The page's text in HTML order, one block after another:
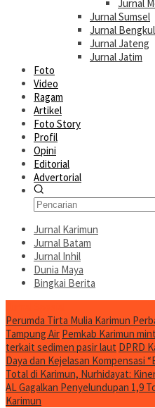
Jurnal
Jurnal Sumsel
Jurnal
Jurnal Jateng
Jurnal Jatim
Foto
Video
Ragam
Artikel
Foto Story
Profil
Opini
Editorial
Advertorial
Jurnal Karimun
Jurnal Batam
Jurnal Inhil
Dunia Maya
Bingkai Berita
Perumda Tirta Mulia Karimun
Tampung Air Pemkab Karimun
terkait sedimen pasir laut DPRD
Daya dan Kejelasan Kompensasi
Total di Karimun, Nurhidayat:
AL Gagalkan Penyelundupan 1,9
Karimun